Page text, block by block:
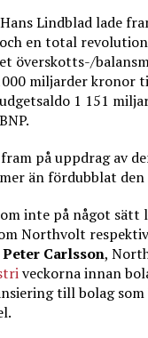
Hans Lindblad lade
en total
överskotts-/
miljarder kronor
1 151
på uppdrag av
än fördubblat
inte på något sätt
Northvolt
Peter Carlsson,
veckorna innan
till bolag